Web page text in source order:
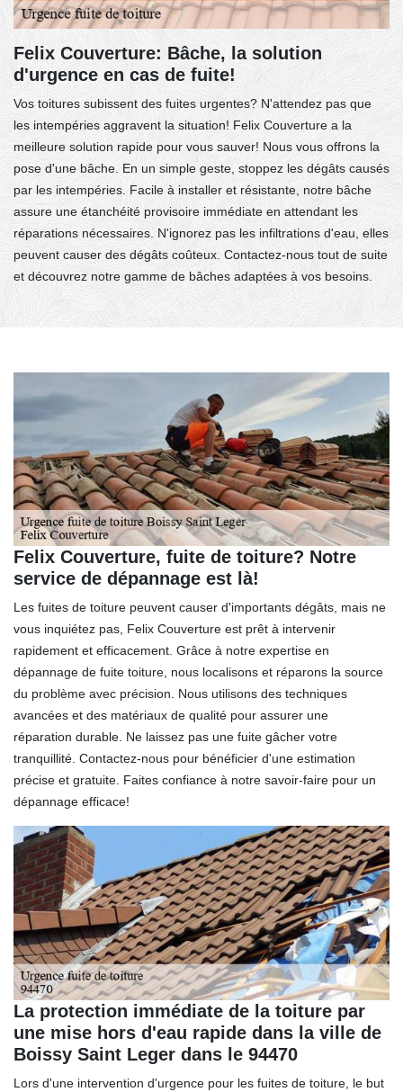
Felix Couverture: Bâche, la solution
d'urgence en cas de fuite!
Vos toitures subissent des fuites urgentes? N'attendez pas que
les intempéries aggravent la situation! Felix Couverture a la
meilleure solution rapide pour vous sauver! Nous vous offrons la
pose d'une bâche. En un simple geste, stoppez les dégâts causés
par les intempéries. Facile à installer et résistante, notre bâche
assure une étanchéité provisoire immédiate en attendant les
réparations nécessaires. N'ignorez pas les infiltrations d'eau, elles
peuvent causer des dégâts coûteux. Contactez-nous tout de suite
et découvrez notre gamme de bâches adaptées à vos besoins.
Felix Couverture, fuite de toiture? Notre
service de dépannage est là!
Les fuites de toiture peuvent causer d'importants dégâts, mais ne
vous inquiétez pas, Felix Couverture est prêt à intervenir
rapidement et efficacement. Grâce à notre expertise en
dépannage de fuite toiture, nous localisons et réparons la source
du problème avec précision. Nous utilisons des techniques
avancées et des matériaux de qualité pour assurer une
réparation durable. Ne laissez pas une fuite gâcher votre
tranquillité. Contactez-nous pour bénéficier d'une estimation
précise et gratuite. Faites confiance à notre savoir-faire pour un
dépannage efficace!
La protection immédiate de la toiture par
une mise hors d'eau rapide dans la ville de
Boissy Saint Leger dans le 94470
Lors d'une intervention d'urgence pour les fuites de toiture, le but